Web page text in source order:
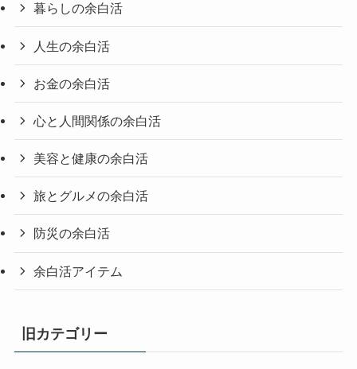
暮らしの余白活
人生の余白活
お金の余白活
心と人間関係の余白活
美容と健康の余白活
旅とグルメの余白活
防災の余白活
余白活アイテム
旧カテゴリー